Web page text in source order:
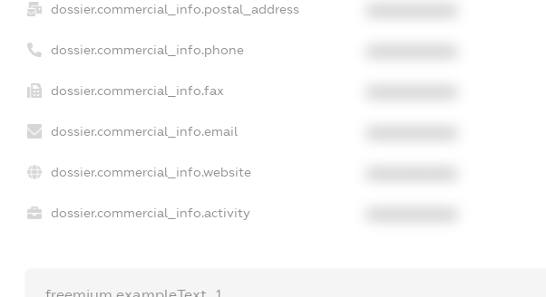
dossier.commercial_info.postal_address
dossier.commercial_info.phone
dossier.commercial_info.fax
dossier.commercial_info.email
dossier.commercial_info.website
dossier.commercial_info.activity